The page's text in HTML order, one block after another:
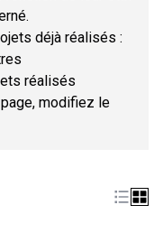
déjà réalisés :
réalisés
modifiez le